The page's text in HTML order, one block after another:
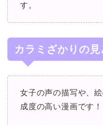
す。
カラミざかりの見
女子の声の描写や、
成度の高い漫画です！